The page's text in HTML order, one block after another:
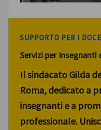
SUPPORTO PER I
Servizi per Insegnanti
Il sindacato Gilda
Roma, dedicato a
insegnanti e a
professionale.